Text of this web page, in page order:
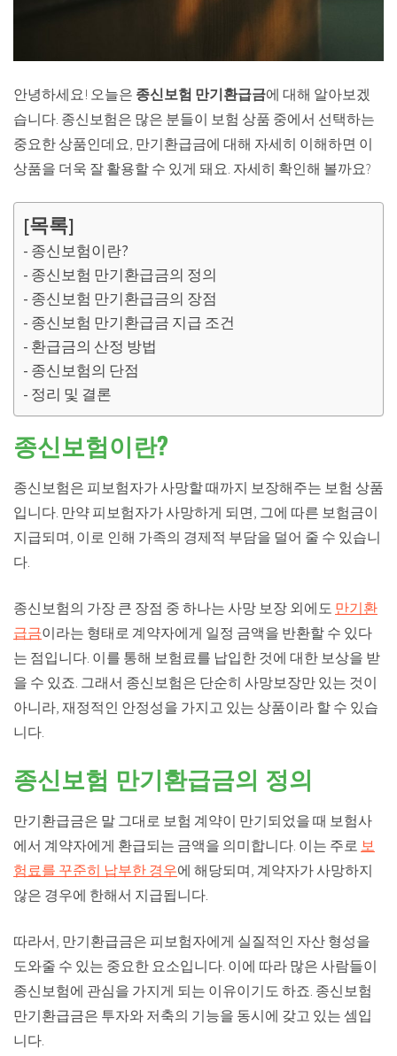
안녕하세요! 오늘은 종신보험 만기환급금에 대해 알아보겠
습니다. 종신보험은 많은 분들이 보험 상품 중에서 선택하는
중요한 상품인데요, 만기환급금에 대해 자세히 이해하면 이
상품을 더욱 잘 활용할 수 있게 돼요. 자세히 확인해 볼까요?
[목록]
종신보험이란?
종신보험 만기환급금의 정의
종신보험 만기환급금의 장점
종신보험 만기환급금 지급 조건
환급금의 산정 방법
종신보험의 단점
정리 및 결론
종신보험이란?
종신보험은 피보험자가 사망할 때까지 보장해주는 보험 상품
입니다. 만약 피보험자가 사망하게 되면, 그에 따른 보험금이
지급되며, 이로 인해 가족의 경제적 부담을 덜어 줄 수 있습니
다.
종신보험의 가장 큰 장점 중 하나는 사망 보장 외에도 만기환
급금이라는 형태로 계약자에게 일정 금액을 반환할 수 있다
는 점입니다. 이를 통해 보험료를 납입한 것에 대한 보상을 받
을 수 있죠. 그래서 종신보험은 단순히 사망보장만 있는 것이
아니라, 재정적인 안정성을 가지고 있는 상품이라 할 수 있습
니다.
종신보험 만기환급금의 정의
만기환급금은 말 그대로 보험 계약이 만기되었을 때 보험사
에서 계약자에게 환급되는 금액을 의미합니다. 이는 주로 보
험료를 꾸준히 납부한 경우에 해당되며, 계약자가 사망하지
않은 경우에 한해서 지급됩니다.
따라서, 만기환급금은 피보험자에게 실질적인 자산 형성을
도와줄 수 있는 중요한 요소입니다. 이에 따라 많은 사람들이
종신보험에 관심을 가지게 되는 이유이기도 하죠. 종신보험
만기환급금은 투자와 저축의 기능을 동시에 갖고 있는 셈입
니다.